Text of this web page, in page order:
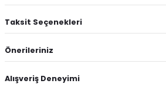
Taksit Seçenekleri
Önerileriniz
Alışveriş Deneyimi